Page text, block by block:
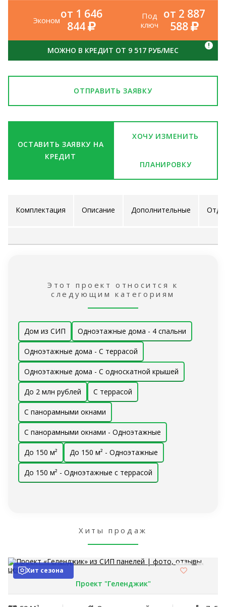
Экономот 1 646
844
Под
ключ
от 2 887
588
МОЖНО В КРЕДИТ ОТ 9 517 РУБ/МЕС
!
ХОЧУ ИЗМЕНИТЬ
ПЛАНИРОВКУ
ОСТАВИТЬ ЗАЯВКУ НА
КРЕДИТ
ОТПРАВИТЬ ЗАЯВКУ
Комплектация Описание Дополнительные
Этот проект относится к
следующим категориям
Дом из СИП Одноэтажные дома - 4 спальни
Одноэтажные дома - С террасой
Одноэтажные дома - С односкатной крышей
До 2 млн рублей С террасой
С панорамными окнами
С панорамными окнами - Одноэтажные
До 150 м² До 150 м² - Одноэтажные
До 150 м² - Одноэтажные с террасой
Хиты продаж
Хит сезона
Проект "Геленджик"